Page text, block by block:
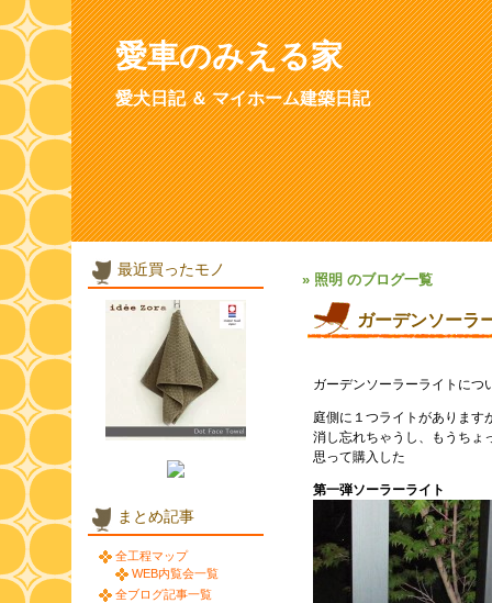
愛車のみえる家
愛犬日記 ＆ マイホーム建築日記
» 照明 のブログ一覧
ガーデンソーラ
ガーデンソーラーライトにつ
庭側に１つライトがあります
消し忘れちゃうし、もうちょ
思って購入した
第一弾ソーラーライト
最近買ったモノ
まとめ記事
全工程マップ
WEB内覧会一覧
全ブログ記事一覧